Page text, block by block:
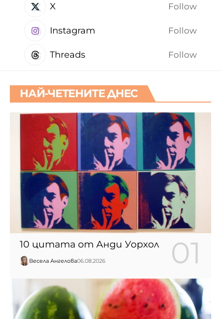
X Follow
Instagram Follow
Threads Follow
НАЙ-ЧЕТЕНИТЕ ДНЕС
10 цитата от Анди Уорхол
Весела Ангелова06.08.2026